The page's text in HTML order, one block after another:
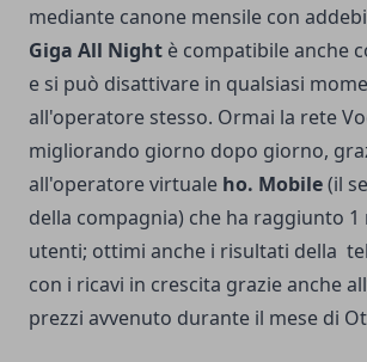
mediante canone mensile con
Giga All Night è compatibile anche
e si può disattivare in qualsiasi
all'operatore stesso. Ormai la rete
migliorando giorno dopo giorno,
all'operatore virtuale ho. Mobile(il
della compagnia) che ha raggiunto 1
utenti; ottimi anche i risultati della
con i ricavi in crescita grazie anche
prezzi avvenuto durante il mese di